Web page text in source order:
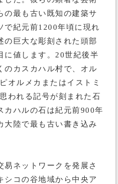
の最も古い既知の建築サ
で紀元前1200年頃に現れ
の巨大な彫刻された頭部
に値します。20世紀後半
のカスカハル村で、オル
オルメカまたはイストミ
われる記号が刻まれた石
カハルの石は紀元前900年
大陸で最も古い書き込み
易ネットワークを発展さ
シコの谷地域から中央ア